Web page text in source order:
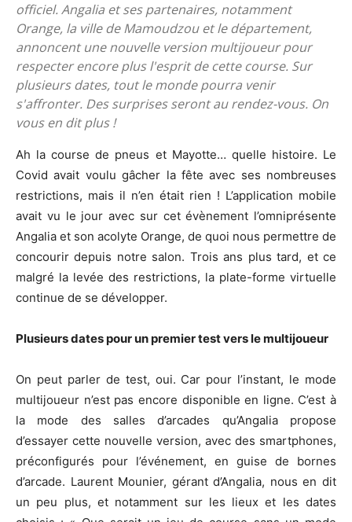
officiel. Angalia et ses partenaires, notamment
Orange, la ville de Mamoudzou et le département,
annoncent une nouvelle version multijoueur pour
respecter encore plus l'esprit de cette course. Sur
plusieurs dates, tout le monde pourra venir
s'affronter. Des surprises seront au rendez-vous. On
vous en dit plus !
Ah la course de pneus et Mayotte… quelle histoire. Le
Covid avait voulu gâcher la fête avec ses nombreuses
restrictions, mais il n’en était rien ! L’application mobile
avait vu le jour avec sur cet évènement l’omniprésente
Angalia et son acolyte Orange, de quoi nous permettre de
concourir depuis notre salon. Trois ans plus tard, et ce
malgré la levée des restrictions, la plate-forme virtuelle
continue de se développer.
Plusieurs dates pour un premier test vers le multijoueur
On peut parler de test, oui. Car pour l’instant, le mode
multijoueur n’est pas encore disponible en ligne. C’est à
la mode des salles d’arcades qu’Angalia propose
d’essayer cette nouvelle version, avec des smartphones,
préconfigurés pour l’événement, en guise de bornes
d’arcade. Laurent Mounier, gérant d’Angalia, nous en dit
un peu plus, et notamment sur les lieux et les dates